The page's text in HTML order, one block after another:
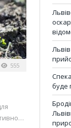
555
буде